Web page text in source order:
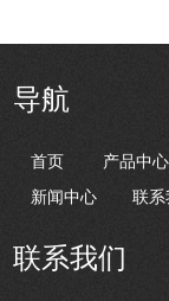
导航
首页 产品中心
新闻中心 联系
联系我们